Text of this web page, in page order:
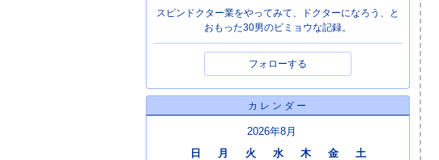
スピンドクター業をやってみて、ドクターになろう、と
おもった30男のビミョウな記録。
フォローする
カレンダー
2026年8月
日
月 火 水 木 金
土